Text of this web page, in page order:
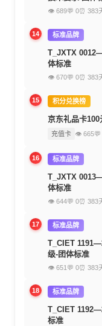
👁 689💬 0⏰ 383
14 标准品牌
T_JXTX
体标准
👁 670💬 0⏰ 383
15 积分兑换榜
京东礼品卡100
充值卡 👁 665💬
16 标准品牌
T_JXTX
体标准
👁 644💬 0⏰ 383
17 标准品牌
T_CIET
级-团体标准
👁 651 💬 0⏰ 383
18 标准品牌
T_CIET
标准